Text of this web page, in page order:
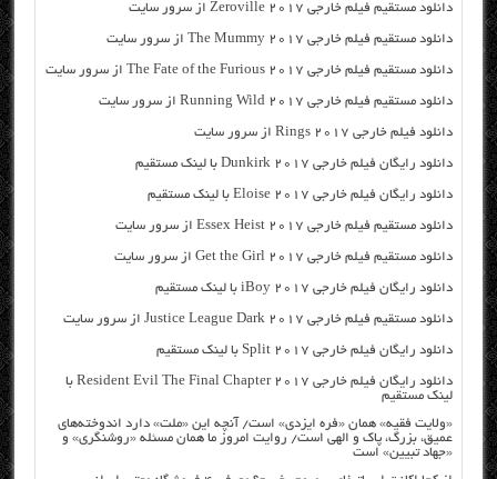
دانلود مستقیم فیلم خارجی Zeroville 2017 از سرور سایت
دانلود مستقیم فیلم خارجی The Mummy 2017 از سرور سایت
دانلود مستقیم فیلم خارجی The Fate of the Furious 2017 از سرور سایت
دانلود مستقیم فیلم خارجی Running Wild 2017 از سرور سایت
دانلود فیلم خارجی Rings 2017 از سرور سایت
دانلود رایگان فیلم خارجی Dunkirk 2017 با لینک مستقیم
دانلود رایگان فیلم خارجی Eloise 2017 با لینک مستقیم
دانلود مستقیم فیلم خارجی Essex Heist 2017 از سرور سایت
دانلود مستقیم فیلم خارجی Get the Girl 2017 از سرور سایت
دانلود رایگان فیلم خارجی iBoy 2017 با لینک مستقیم
دانلود مستقیم فیلم خارجی Justice League Dark 2017 از سرور سایت
دانلود رایگان فیلم خارجی Split 2017 با لینک مستقیم
دانلود رایگان فیلم خارجی Resident Evil The Final Chapter 2017 با
لینک مستقیم
«ولایت فقیه» همان «فره ایزدی» است/ آنچه این «ملت» دارد اندوخته‌های
عمیق، بزرگ، پاک و الهی است/ روایت امروز ما همان مسئله «روشنگری» و
«جهاد تبیین» است